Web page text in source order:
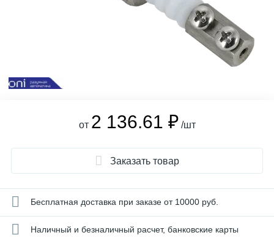
от 2 136.61 ₽ /шт
Заказать товар
Бесплатная доставка при заказе от 10000 руб.
Наличный и безналичный расчет, банковские карты